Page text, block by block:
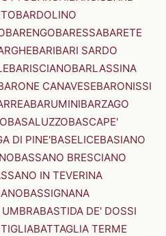
BARDOLINO
BARENGOBARESSABARETE
BARIBARI SARDO
BARISCIANOBARLASSINA
CANAVESEBARONISSI
BARUMINIBARZAGO
BASALUZZOBASCAPE'
DI PINE'BASELICEBASIANO
BASSANO BRESCIANO
IN TEVERINA
BASSIGNANA
BASTIDA DE' DOSSI
BATTAGLIA TERME